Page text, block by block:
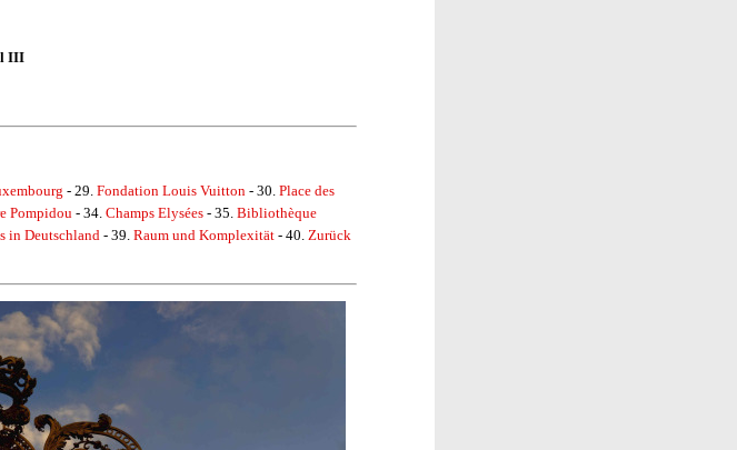
III
- 29. Fondation Louis Vuitton - 30. Place des
Pompidou - 34. Champs Elysées - 35. Bibliothèque
in Deutschland - 39. Raum und Komplexität - 40. Zurück